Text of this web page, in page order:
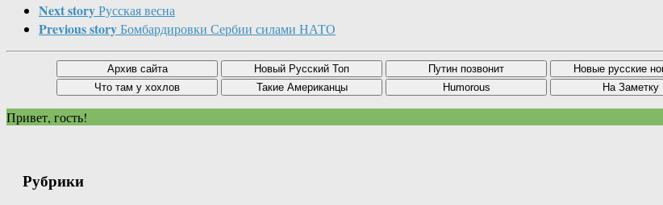
Next storyРусская весна
Previous storyБомбардировки Сербии силами НАТО
Привет, гость!
Рубрики